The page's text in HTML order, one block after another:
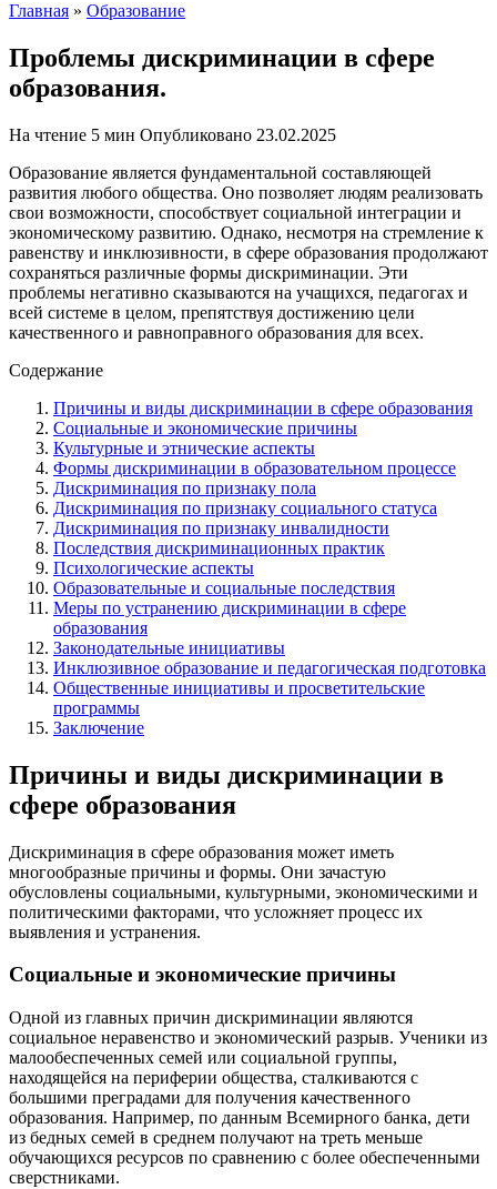
Главная » Образование
Проблемы дискриминации в сфере
образования.
На чтение 5 мин Опубликовано 23.02.2025
Образование является фундаментальной составляющей
развития любого общества. Оно позволяет людям реализовать
свои возможности, способствует социальной интеграции и
экономическому развитию. Однако, несмотря на стремление к
равенству и инклюзивности, в сфере образования продолжают
сохраняться различные формы дискриминации. Эти
проблемы негативно сказываются на учащихся, педагогах и
всей системе в целом, препятствуя достижению цели
качественного и равноправного образования для всех.
Содержание
Причины и виды дискриминации в сфере образования
Социальные и экономические причины
Культурные и этнические аспекты
Формы дискриминации в образовательном процессе
Дискриминация по признаку пола
Дискриминация по признаку социального статуса
Дискриминация по признаку инвалидности
Последствия дискриминационных практик
Психологические аспекты
Образовательные и социальные последствия
Меры по устранению дискриминации в сфере
образования
Законодательные инициативы
Инклюзивное образование и педагогическая подготовка
Общественные инициативы и просветительские
программы
Заключение
Причины и виды дискриминации в
сфере образования
Дискриминация в сфере образования может иметь
многообразные причины и формы. Они зачастую
обусловлены социальными, культурными, экономическими и
политическими факторами, что усложняет процесс их
выявления и устранения.
Социальные и экономические причины
Одной из главных причин дискриминации являются
социальное неравенство и экономический разрыв. Ученики из
малообеспеченных семей или социальной группы,
находящейся на периферии общества, сталкиваются с
большими преградами для получения качественного
образования. Например, по данным Всемирного банка, дети
из бедных семей в среднем получают на треть меньше
обучающихся ресурсов по сравнению с более обеспеченными
сверстниками.